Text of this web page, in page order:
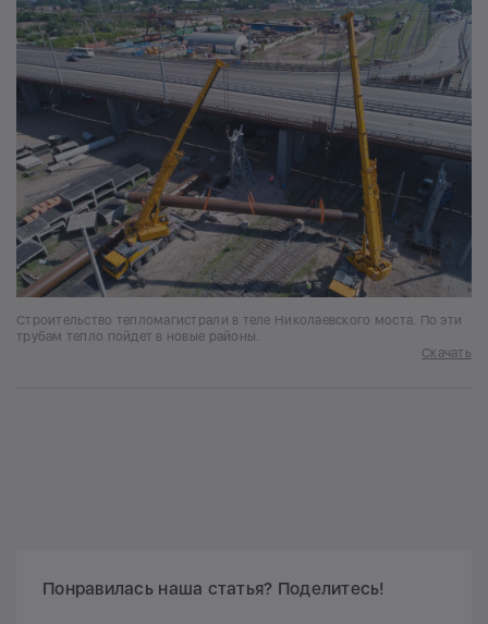
Строительство тепломагистрали в теле Николаевского моста. По эти
трубам тепло пойдет в новые районы.
Скачать
Понравилась наша статья? Поделитесь!